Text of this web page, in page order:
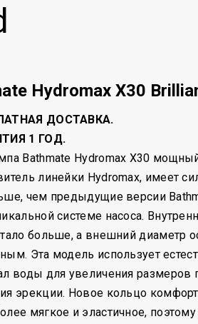
Hydromax X30
ДОСТАВКА.
1 ГОД.
Bathmate Hydromax X30
линейки Hydromax, имеет
чем предыдущие версии
системе насоса.
больше, а внешний диаметр
Эта модель использует
воды для увеличения размеров
эрекции. Новое кольцо
мягкое и эластичное,